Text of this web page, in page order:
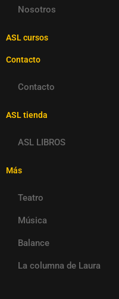
Nosotros
ASL cursos
Contacto
Contacto
ASL tienda
ASL LIBROS
Más
Teatro
Música
Balance
La columna de Laura